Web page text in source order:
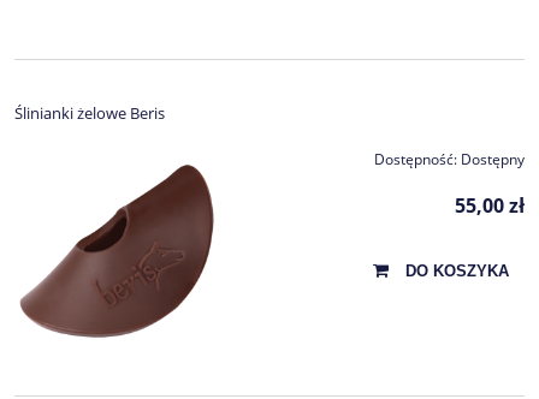
Ślinianki żelowe Beris
Dostępność: Dostępny
55,00 zł
DO KOSZYKA